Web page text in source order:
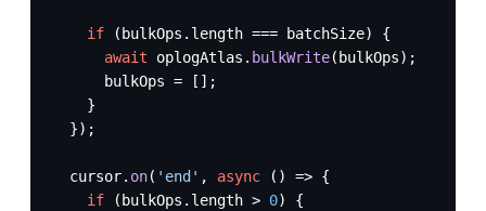
if (bulkOps. length === batchSize) {
await oplogAtlas. bulkWrite(bulkOps);
      bulkOps = [];
    }
  });
  cursor.
on( 'end' , async () => {
if (bulkOps. length > 0) {